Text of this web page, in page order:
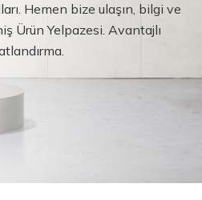
Hemen bize ulaşın, bilgi ve
Ürün Yelpazesi. Avantajlı